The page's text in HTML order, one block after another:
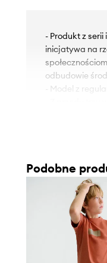
- Produkt z
inicjatywa na
odbudowie
- Model z
Podobne